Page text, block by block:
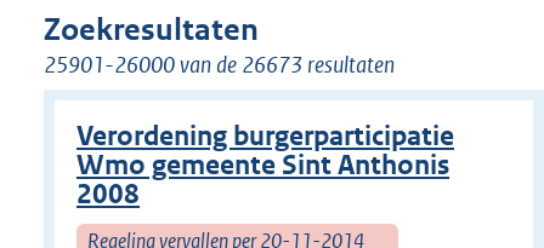
Zoekresultaten
25901-26000 van de 26673 resultaten
Verordening burgerparticipatie
Wmo gemeente Sint Anthonis
2008
Regeling vervallen per 20-11-2014